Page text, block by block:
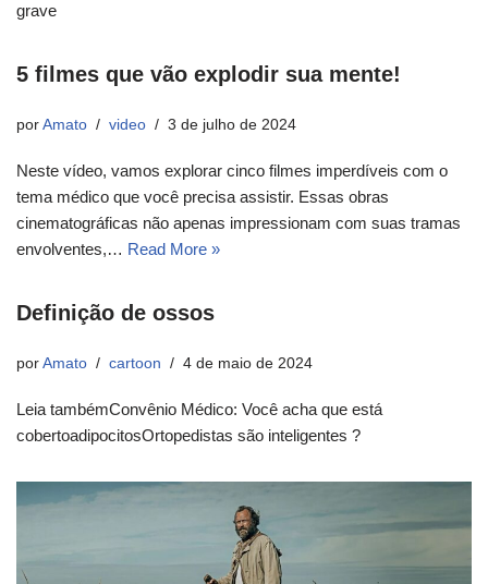
grave
5 filmes que vão explodir sua mente!
por Amato video 3 de julho de 2024
Neste vídeo, vamos explorar cinco filmes imperdíveis com o
tema médico que você precisa assistir. Essas obras
cinematográficas não apenas impressionam com suas tramas
envolventes,… Read More »
Definição de ossos
por Amato cartoon 4 de maio de 2024
Leia tambémConvênio Médico: Você acha que está
cobertoadipocitosOrtopedistas são inteligentes ?